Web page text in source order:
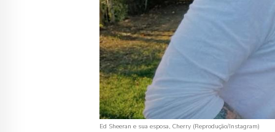
Ed Sheeran e sua esposa, Cherry (Reprodução/Instagram)